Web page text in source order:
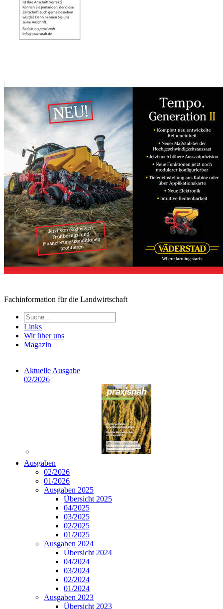
Fachinformation für die Landwirtschaft
Links
Wir über uns
Magazin
Aktuelle Ausgabe
02/2026
Ausgaben
02/2026
01/2026
Ausgaben 2025
Übersicht 2025
04/2025
03/2025
02/2025
01/2025
Ausgaben 2024
Übersicht 2024
04/2024
03/2024
02/2024
01/2024
Ausgaben 2023
Übersicht 2023